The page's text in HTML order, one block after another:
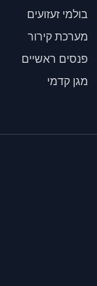
בולמי זעזועים
מערכת קירור
פנסים ראשיים
מגן קדמי